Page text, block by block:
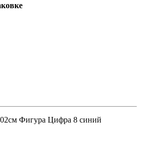
Фигура Цифра 8 синий